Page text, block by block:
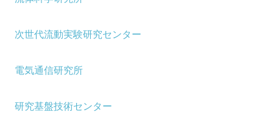
次世代流動実験研究センター
電気通信研究所
研究基盤技術センター